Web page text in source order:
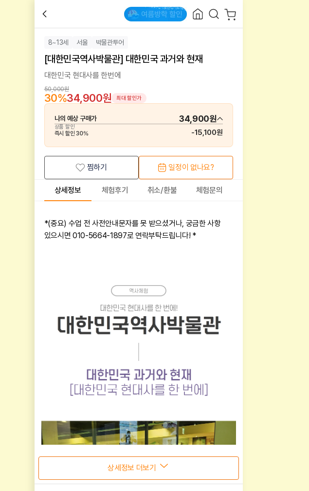
8~13세 서울 박물관투어
[대한민국역사박물관] 대한민국 과거와 현재
대한민국 현대사를 한번에
50,000원
30%34,900원 최대 할인가
나의 예상 구매가 34,900원
상품 할인
즉시 할인30% -15,100원
찜하기 일정이 없나요?
상세정보 체험후기 취소/환불 체험문의
*(중요) 수업 전 사전안내문자를 못 받으셨거나, 궁금한 사항
있으시면 010-5664-1897로 연락부탁드립니다! *
상세정보 더보기